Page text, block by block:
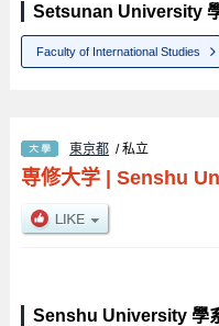
Setsunan University
Faculty of International Studies
東京都 / 私立
専修大学| Senshu
Senshu University 學